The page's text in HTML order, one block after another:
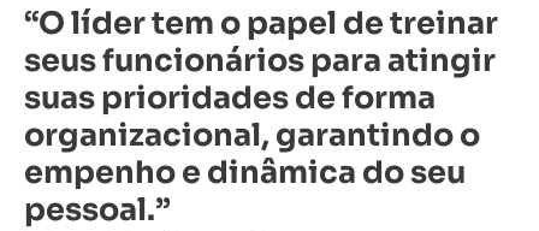
“O líder tem o papel de treinar
seus funcionários para atingir
suas prioridades de forma
organizacional, garantindo o
empenho e dinâmica do seu
pessoal.”
“O
líder
o
papel
de
treinar
seus
funcionários
para
atingir
suas
prioridades